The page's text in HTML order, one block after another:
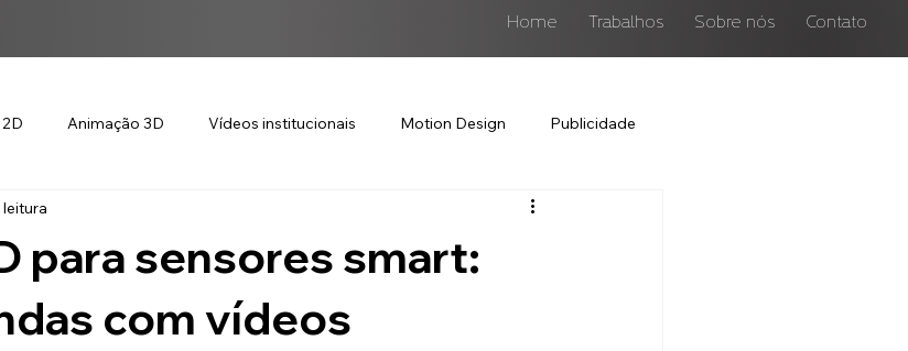
Home Trabalhos Sobre nós Contato
Animação 3D Vídeos institucionais Motion Design Publicidade
para sensores smart:
com vídeos
leitura